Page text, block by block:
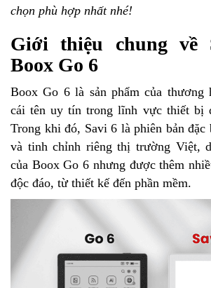
chọn phù hợp nhất nhé!
Giới thiệu chung về
Boox Go 6
Boox Go 6 là sản phẩm của thương
cái tên uy tín trong lĩnh vực thiết bị
Trong khi đó, Savi 6 là phiên bản
và tinh chỉnh riêng thị trường Việt,
của Boox Go 6 nhưng được thêm
độc đáo, từ thiết kế đến phần mềm.